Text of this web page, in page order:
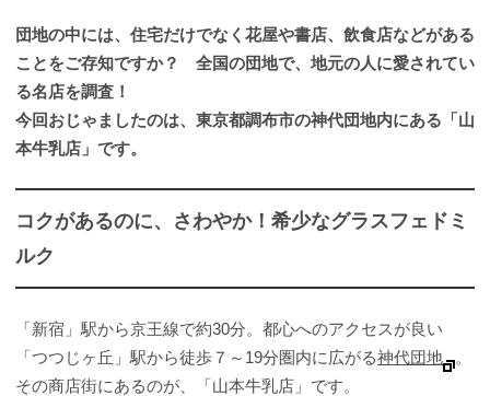
団地の中には、住宅だけでなく花屋や書店、飲食店などがある
ことをご存知ですか？ 全国の団地で、地元の人に愛されてい
る名店を調査！
今回おじゃましたのは、東京都調布市の神代団地内にある「山
本牛乳店」です。
コクがあるのに、さわやか！希少なグラスフェドミ
ルク
「新宿」駅から京王線で約30分。都心へのアクセスが良い
「つつじヶ丘」駅から徒歩７～19分圏内に広がる神代団地
。
その商店街にあるのが、「山本牛乳店」です。